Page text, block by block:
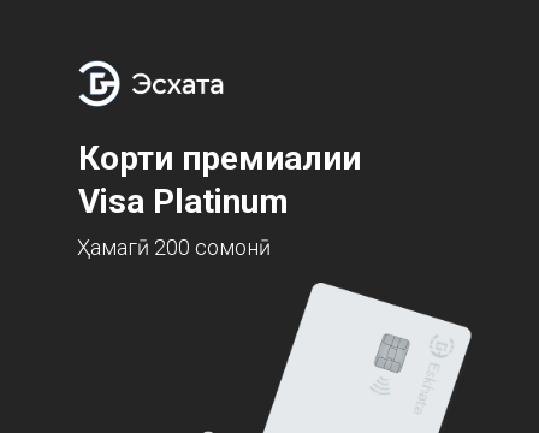
Корти премиалии
Visa Platinum
Ҳамагӣ 200 сомонӣ